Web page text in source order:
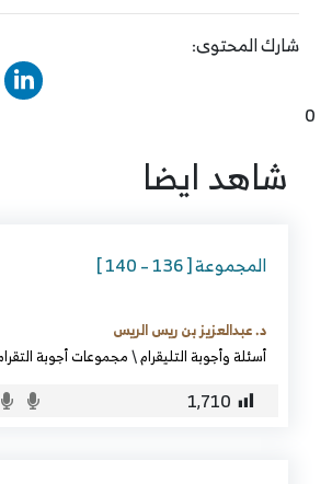
شارك المحتوى:
0
شاهد ايضا
المجموعة [ 136 – 140 ]
د. عبدالعزيز بن ريس الريس
أسئلة وأجوبة التليقرام\مجموعات أجوبة
1٬710